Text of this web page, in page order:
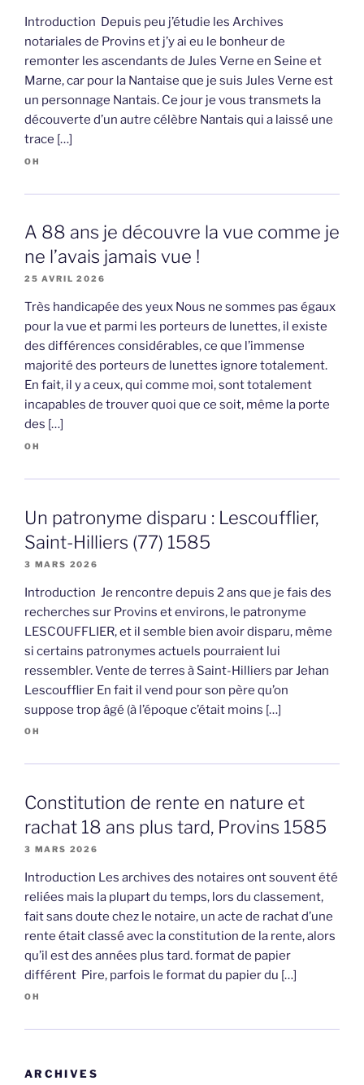
Introduction Depuis peu j’étudie les Archives
notariales de Provins et j’y ai eu le bonheur de
remonter les ascendants de Jules Verne en Seine et
Marne, car pour la Nantaise que je suis Jules Verne est
un personnage Nantais. Ce jour je vous transmets la
découverte d’un autre célèbre Nantais qui a laissé une
trace […]
OH
A 88 ans je découvre la vue comme je
ne l’avais jamais vue !
25 AVRIL 2026
Très handicapée des yeux Nous ne sommes pas égaux
pour la vue et parmi les porteurs de lunettes, il existe
des différences considérables, ce que l’immense
majorité des porteurs de lunettes ignore totalement.
En fait, il y a ceux, qui comme moi, sont totalement
incapables de trouver quoi que ce soit, même la porte
des […]
OH
Un patronyme disparu : Lescoufflier,
Saint-Hilliers (77) 1585
3 MARS 2026
Introduction Je rencontre depuis 2 ans que je fais des
recherches sur Provins et environs, le patronyme
LESCOUFFLIER, et il semble bien avoir disparu, même
si certains patronymes actuels pourraient lui
ressembler. Vente de terres à Saint-Hilliers par Jehan
Lescoufflier En fait il vend pour son père qu’on
suppose trop âgé (à l’époque c’était moins […]
OH
Constitution de rente en nature et
rachat 18 ans plus tard, Provins 1585
3 MARS 2026
Introduction Les archives des notaires ont souvent été
reliées mais la plupart du temps, lors du classement,
fait sans doute chez le notaire, un acte de rachat d’une
rente était classé avec la constitution de la rente, alors
qu’il est des années plus tard. format de papier
différent Pire, parfois le format du papier du […]
OH
ARCHIVES